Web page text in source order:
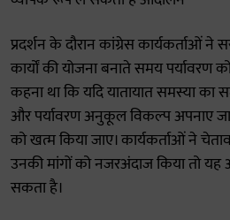
प्रदर्शन के दौरान कांग्रेस कार्यकर्ताओं
कार्यों की योजना बनाते समय पर्यावरण
कहना था कि यदि यातायात समस्या
और पर्यावरण अनुकूल विकल्प अपनाए
को खत्म किया जाए। कार्यकर्ताओं ने
उनकी मांगों को नजरअंदाज किया तो
सकता है।